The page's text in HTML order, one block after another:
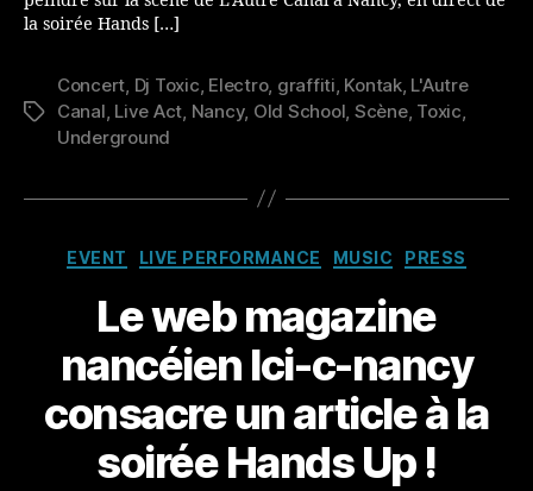
la soirée Hands […]
Étiquettes
Concert Dj Toxic Electro, graffiti Kontak, L'Autre
Canal Live Act Nancy, Old School Scène, Toxic
Underground
Catégories
EVENT LIVE PERFORMANCE MUSIC PRESS
Le web magazine
nancéien Ici-c-nancy
consacre un article à la
soirée Hands Up !